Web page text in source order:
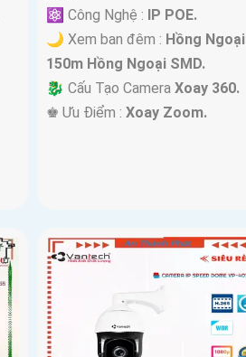
⚛️ Công Nghệ : IP POE.
🌙 Xem ban đêm : Hồng Ngoại
150m Hồng Ngoại SMD.
🐉️ Cấu Tạo Camera Xoay 360.
️♚ Ưu Điểm : Xoay Zoom.